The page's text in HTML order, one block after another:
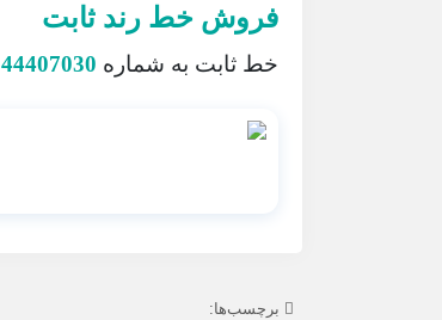
فروش خط رند ثابت
خط ثابت به شماره 44407030
برچسب‌ها: